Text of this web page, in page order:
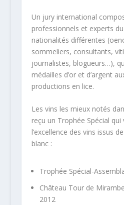
Un jury international
professionnels et experts
nationalités différentes
sommeliers, consultants,
journalistes, blogueurs…),
médailles d’or et d’argent
productions en lice.
Les vins les mieux notés
reçu un Trophée Spécial
l’excellence des vins issus
blanc :
Trophée Spécial-
Château Tour de
2012